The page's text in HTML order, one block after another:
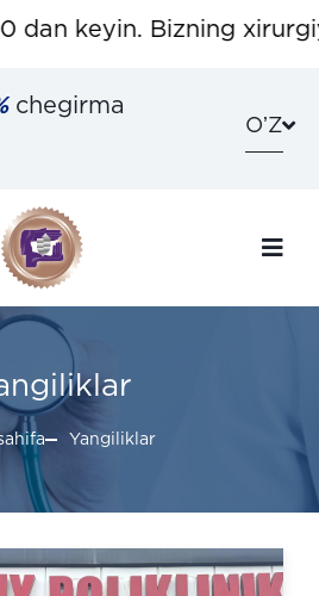
keyin. Bizning xirurgiya
chegirma
OʼZ
Yangiliklar